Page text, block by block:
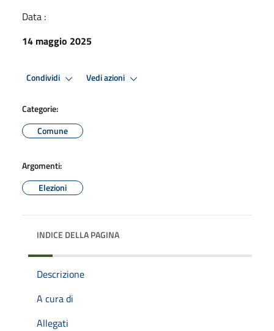
Data :
14 maggio 2025
Condividi Vedi azioni
Categorie:
Comune
Argomenti:
Elezioni
INDICE DELLA PAGINA
Descrizione
A cura di
Allegati